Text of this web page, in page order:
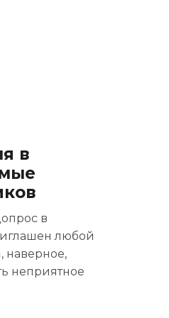
в
в
любой
наверное,
неприятное